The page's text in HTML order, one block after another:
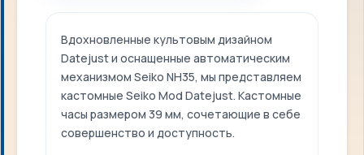
Вдохновленные культовым дизайном
Datejust и оснащенные автоматическим
механизмом Seiko NH35, мы представляем
кастомные Seiko Mod Datejust. Кастомные
часы размером 39 мм, сочетающие в себе
совершенство и доступность.